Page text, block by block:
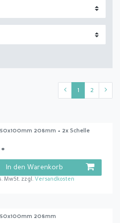
1 2
208mm + 2x Schelle
*
In den Warenkorb
MwSt. zzgl. Versandkosten
208mm